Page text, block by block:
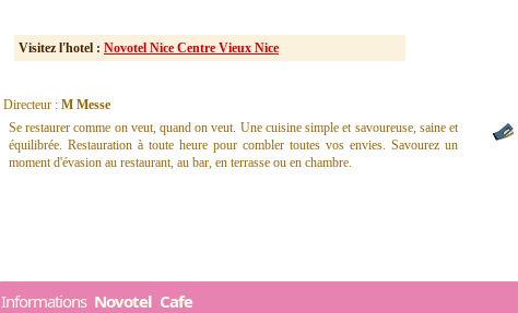
Visitez l'hotel : Novotel Nice Centre Vieux Nice
Directeur : M Messe
Se restaurer comme on veut, quand on veut. Une cuisine simple et savoureuse, saine et
équilibrée. Restauration à toute heure pour combler toutes vos envies. Savourez un
moment d'évasion au restaurant, au bar, en terrasse ou en chambre.
Informations Novotel Cafe